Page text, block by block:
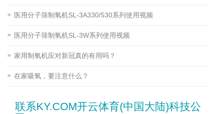
医用分子筛制氧机SL-3A330/530系列使用视频
医用分子筛制氧机SL-3W系列使用视频
家用制氧机应对新冠真的有用吗？
在家吸氧，要注意什么？
联系KY.COM开云体育(中国大陆)科技公